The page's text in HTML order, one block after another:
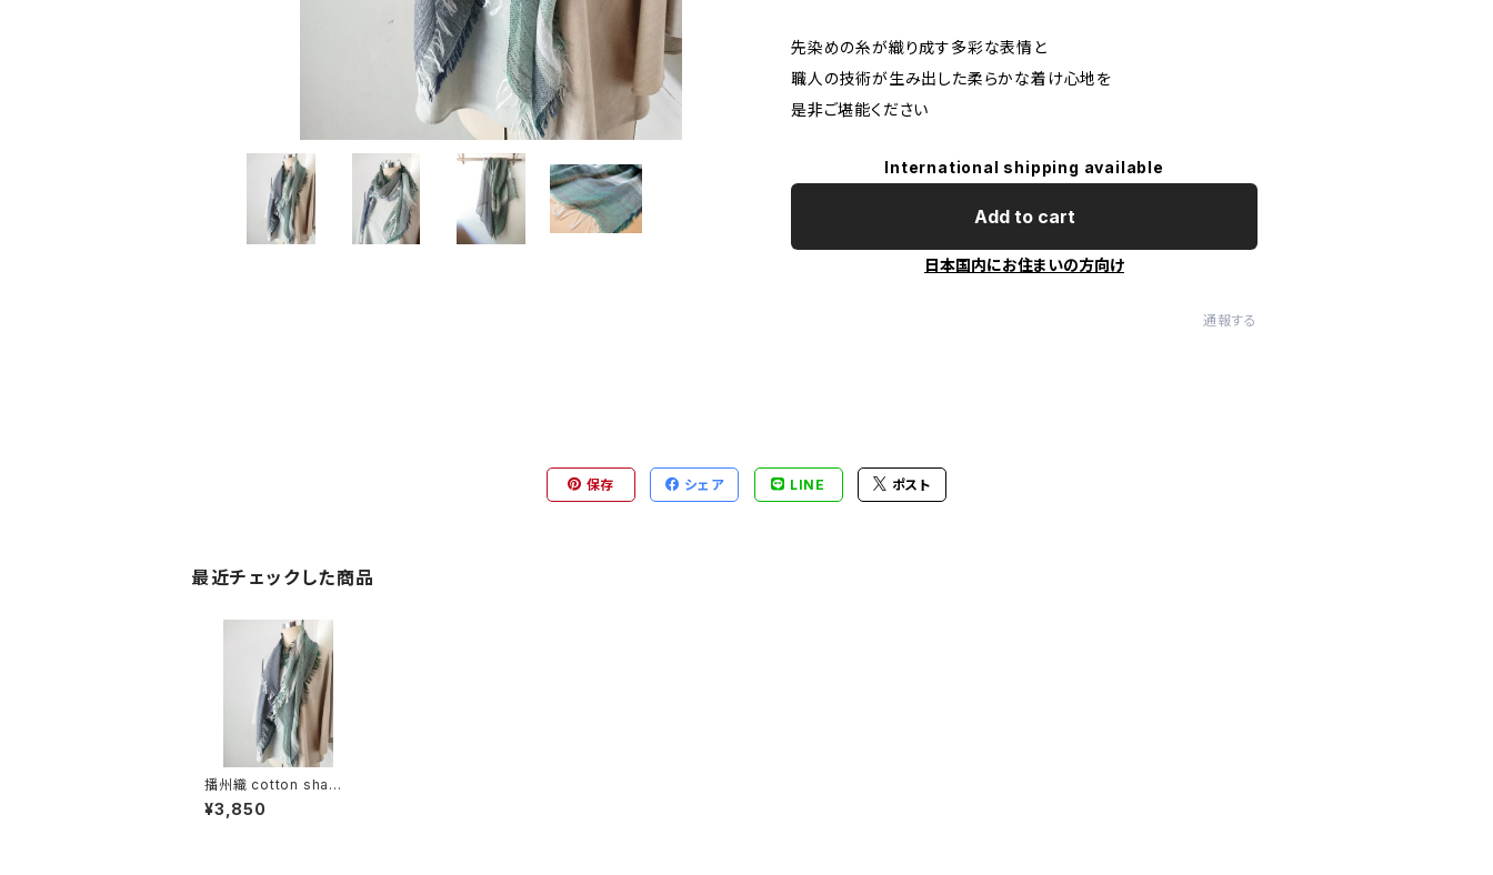
先染めの糸が織り成す多彩な表情と
職人の技術が生み出した柔らかな着け心地を
是非ご堪能ください
International shipping available
Add to cart
日本国内にお住まいの方向け
通報する
保存 シェア LINE ポスト
最近チェックした商品
播州織 cotton shawl
__ border 120
¥3,850